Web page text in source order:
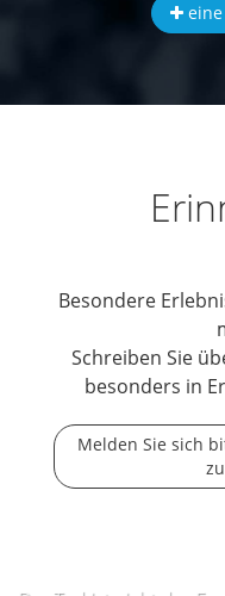
eine
Besondere
Schreiben Sie
besonders in
Melden Sie sich